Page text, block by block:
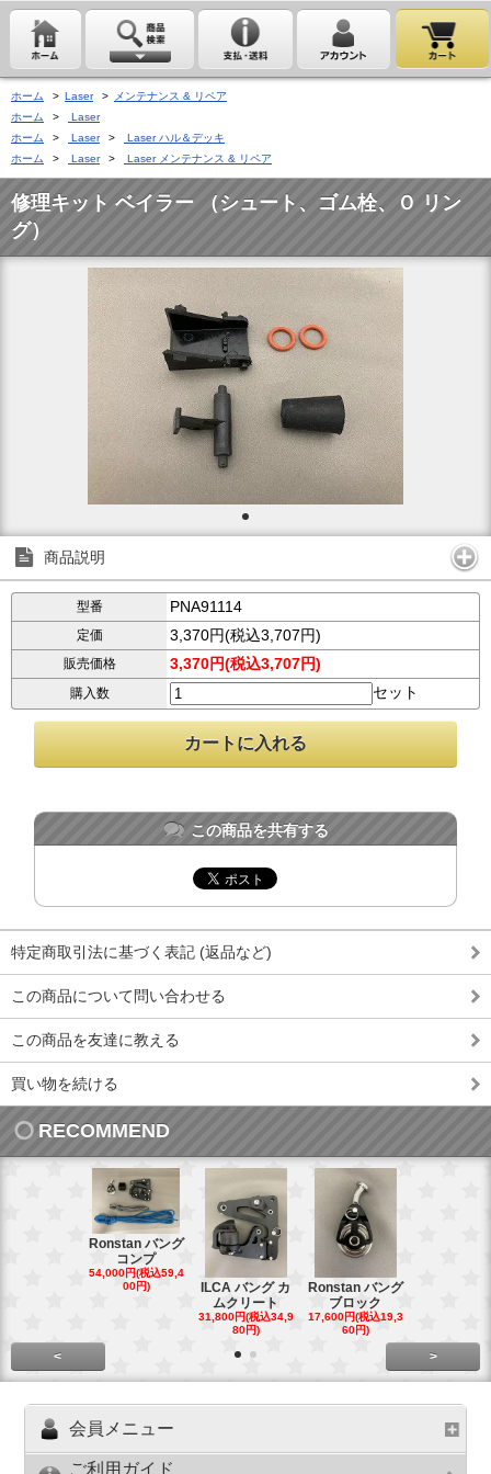
ホーム > Laser >
メンテナンス & リペア
ホーム
>
Laser
ホーム
> Laser >
Laser ハル＆デッキ
ホーム
> Laser > Laser メンテナンス & リペア
修理キット ベイラー （シュート、ゴム栓、Ｏ リン
グ）
商品説明
型番 PNA91114
定価 3,370円(税込3,707円)
販売価格 3,370円(税込3,707円)
購入数 セット
この商品を共有する
特定商取引法に基づく表記 (返品など)
この商品について問い合わせる
この商品を友達に教える
買い物を続ける
RECOMMEND
Ronstan バング
コンプ
54,000円(税込59,4
00円)
ILCA バング カ
ムクリート
31,800円(税込34,9
80円)
Ronstan バング
ブロック
17,600円(税込19,3
60円)
< >
会員メニュー
ご利用ガイド